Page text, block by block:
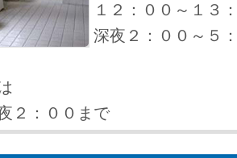
１２：００～１３
深夜２：００～５
２：００まで